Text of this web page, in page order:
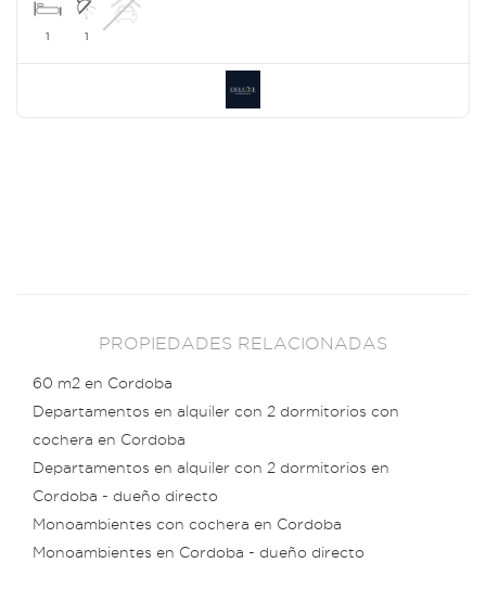
1 1
PROPIEDADES RELACIONADAS
60 m2 en Cordoba
Departamentos en alquiler con 2 dormitorios con
cochera en Cordoba
Departamentos en alquiler con 2 dormitorios en
Cordoba - dueño directo
Monoambientes con cochera en Cordoba
Monoambientes en Cordoba - dueño directo